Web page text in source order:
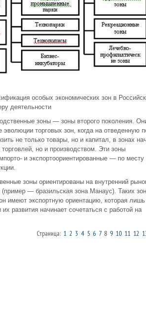
особых экономических зон в
деятельности
зоны — зоны второго поколения.
эволюции торговых зон, когда на отведенную
не только товары, но и капитал, в зонах
но и производством. Эти зоны
и экспортоориентированные — по месту
зоны ориентированы на внутренний
— бразильская зона Манаус). Таких
имеют экспортную ориентацию, которая
развития начинает сочетаться с работой на
Страница: 1 2 3 4 5 6 78 9 10 11 12